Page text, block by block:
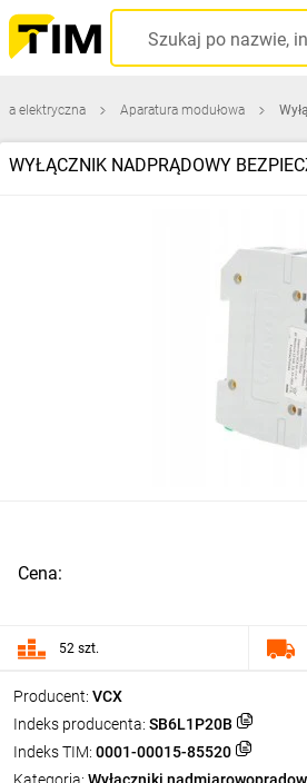
elektryczna Aparatura modułowa
WYŁĄCZNIK NADPRĄDOWY
Producent: VCX
Indeks producenta: SB6L1P20B
Indeks TIM: 0001-00015-85520
Cena:
52 szt.